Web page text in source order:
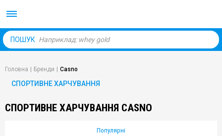
ПОШУК
Головна Бренди Casno
СПОРТИВНЕ ХАРЧУВАННЯ
СПОРТИВНЕ ХАРЧУВАННЯ CASNO
Популярні